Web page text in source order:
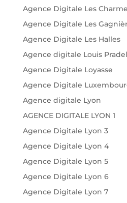
Agence Digitale Les
Agence Digitale Les
Agence Digitale Les Halles
Agence digitale Louis Pradel
Agence Digitale Loyasse
Agence Digitale
Agence digitale Lyon
AGENCE DIGITALE LYON 1
Agence Digitale Lyon 3
Agence Digitale Lyon 4
Agence Digitale Lyon 5
Agence Digitale Lyon 6
Agence Digitale Lyon 7